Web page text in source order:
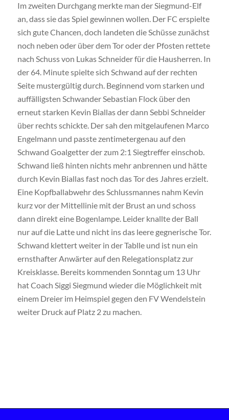
Im zweiten Durchgang merkte man der Siegmund-Elf
an, dass sie das Spiel gewinnen wollen. Der FC erspielte
sich gute Chancen, doch landeten die Schüsse zunächst
noch neben oder über dem Tor oder der Pfosten rettete
nach Schuss von Lukas Schneider für die Hausherren. In
der 64. Minute spielte sich Schwand auf der rechten
Seite mustergültig durch. Beginnend vom starken und
auffälligsten Schwander Sebastian Flock über den
erneut starken Kevin Biallas der dann Sebbi Schneider
über rechts schickte. Der sah den mitgelaufenen Marco
Engelmann und passte zentimetergenau auf den
Schwand Goalgetter der zum 2:1 Siegtreffer einschob.
Schwand ließ hinten nichts mehr anbrennen und hätte
durch Kevin Biallas fast noch das Tor des Jahres erzielt.
Eine Kopfballabwehr des Schlussmannes nahm Kevin
kurz vor der Mittellinie mit der Brust an und schoss
dann direkt eine Bogenlampe. Leider knallte der Ball
nur auf die Latte und nicht ins das leere gegnerische Tor.
Schwand klettert weiter in der Tablle und ist nun ein
ernsthafter Anwärter auf den Relegationsplatz zur
Kreisklasse. Bereits kommenden Sonntag um 13 Uhr
hat Coach Siggi Siegmund wieder die Möglichkeit mit
einem Dreier im Heimspiel gegen den FV Wendelstein
weiter Druck auf Platz 2 zu machen.